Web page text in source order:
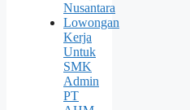
Nusantara
Lowongan
Kerja
Untuk
SMK
Admin
PT